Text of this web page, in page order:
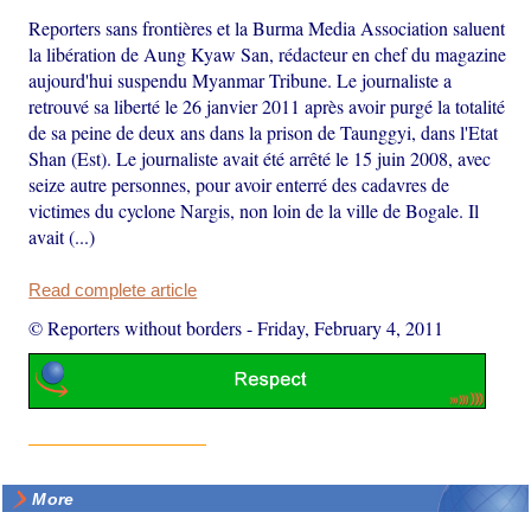
Reporters sans frontières et la Burma Media Association saluent
la libération de Aung Kyaw San, rédacteur en chef du magazine
aujourd'hui suspendu Myanmar Tribune. Le journaliste a
retrouvé sa liberté le 26 janvier 2011 après avoir purgé la totalité
de sa peine de deux ans dans la prison de Taunggyi, dans l'Etat
Shan (Est). Le journaliste avait été arrêté le 15 juin 2008, avec
seize autre personnes, pour avoir enterré des cadavres de
victimes du cyclone Nargis, non loin de la ville de Bogale. Il
avait (...)
Read complete article
© Reporters without borders-Friday, February 4, 2011
More